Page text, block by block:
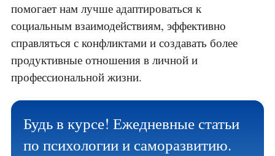
помогает нам лучше адаптироваться к
социальным взаимодействиям, эффективно
справляться с конфликтами и создавать более
продуктивные отношения в личной и
профессиональной жизни.
Будь в курсе! Ежедневные статьи
по психологии и саморазвитию.